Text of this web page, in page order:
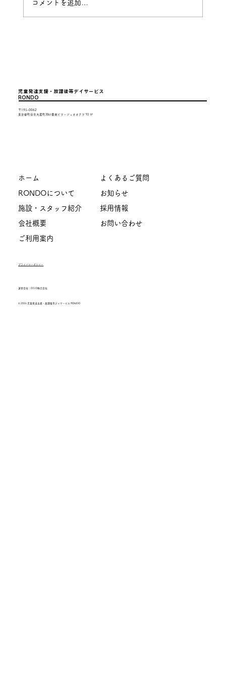
コメントを追加…
児童発達支援・放課後等デイサービス
RONDO
〒195-0062
東京都町田市大蔵町3061番地ビラージュオオクラ'93 1F
ホーム
RONDOについて
施設・スタッフ紹介
会社概要
ご利用案内
よくあるご質問
お知らせ
採用情報
お問い合わせ
運営会社：O.S.O株式会社
プライバシーポリシー
© 2026 児童発達支援・放課後等デイサービス RONDO